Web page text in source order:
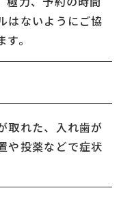
はないようにご協
。
取れた、入れ歯が
や投薬などで症状